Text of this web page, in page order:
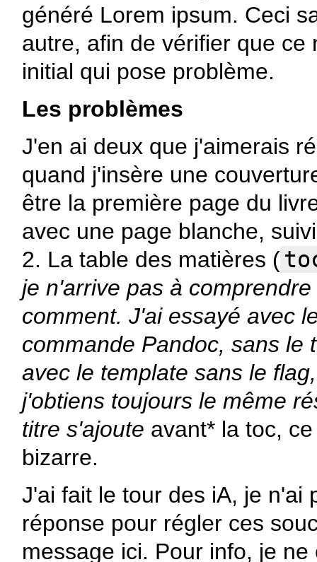
généré Lorem ipsum. Ceci
autre, afin de vérifier que ce
initial qui pose problème.
Les problèmes
J'en ai deux que j'aimerais
quand j'insère une
être la première page du
avec une page blanche,
2. La table des matières (
je n'arrive pas à
comment. J'ai essayé avec
commande Pandoc, sans le
avec le template sans le
j'obtiens toujours le même
titre s'ajoute avant* la toc,
bizarre.
J'ai fait le tour des iA, je n'ai
réponse pour régler ces
message ici. Pour info, je